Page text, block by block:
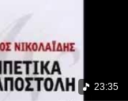
23:35